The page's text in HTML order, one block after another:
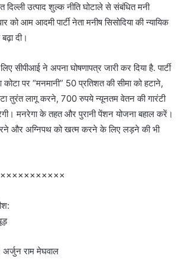
उत्पाद शुल्क नीति घोटाले से संबंधित मनी
को आम आदमी पार्टी नेता मनीष सिसोदिया की न्यायिक
दी।
सीपीआई ने अपना घोषणापत्र जारी कर दिया है. पार्टी
पर “मनमानी” 50 प्रतिशत की सीमा को हटाने,
तुरंत लागू करने, 700 रुपये न्यूनतम वेतन की गारंटी
मनरेगा के तहत और पुरानी पेंशन योजना बहाल करें।
और अग्निपथ को खत्म करने के लिए लड़ने की भी
अर्जुन राम मेघवाल